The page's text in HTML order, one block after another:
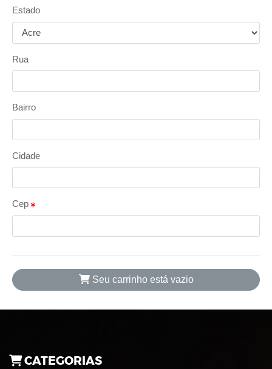
Estado
Rua
Bairro
Cidade
Cep
Seu carrinho está vazio
CATEGORIAS